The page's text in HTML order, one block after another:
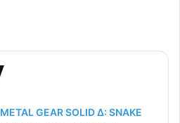
METAL GEAR SOLID Δ: SNAKE